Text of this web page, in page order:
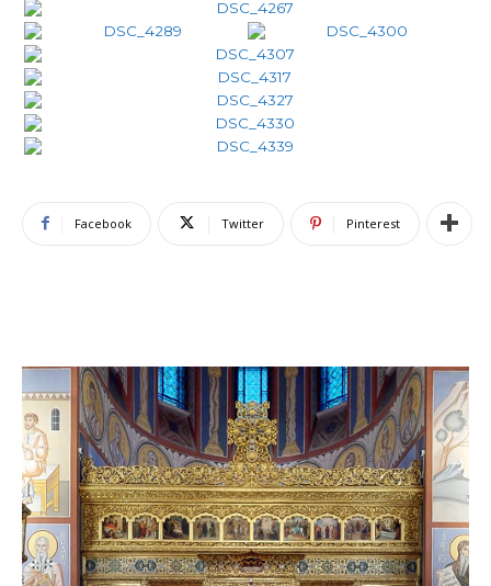
Facebook Twitter Pinterest